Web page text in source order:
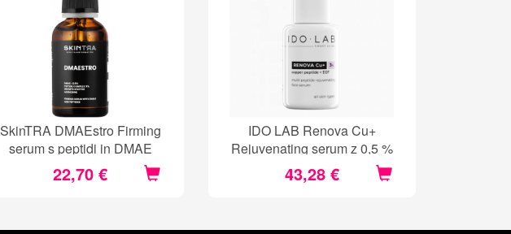
SkinTRA DMAEstro Firming
serum s peptidi in DMAE
22,70 €
IDO LAB Renova Cu+
Rejuvenating serum z 0,5 %
bakrovimi peptidi
43,28 €